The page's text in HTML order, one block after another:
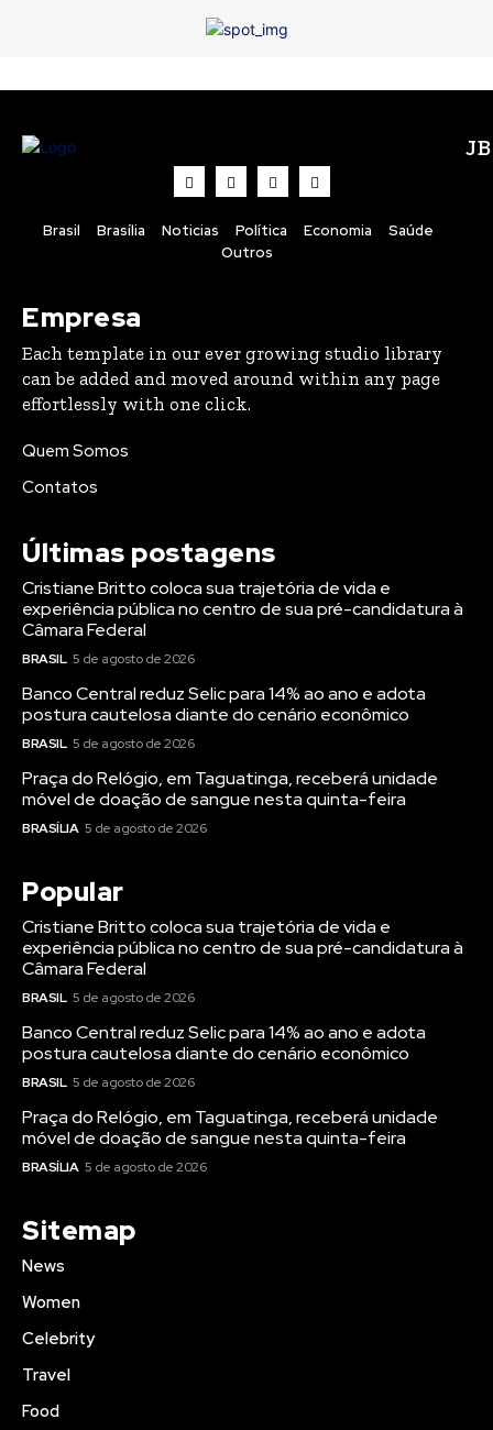
Brasil Brasília Noticias Política Economia
Saúde
Outros
Empresa
Each template in our ever growing studio library
can be added and moved around within any page
effortlessly with one click.
Quem Somos
Contatos
Últimas postagens
Cristiane Britto coloca sua trajetória de vida e
experiência pública no centro de sua pré-candidatura à
Câmara Federal
BRASIL 5 de agosto de 2026
Banco Central reduz Selic para 14% ao ano e adota
postura cautelosa diante do cenário econômico
BRASIL 5 de agosto de 2026
Praça do Relógio, em Taguatinga, receberá unidade
móvel de doação de sangue nesta quinta-feira
BRASÍLIA 5 de agosto de 2026
Popular
Cristiane Britto coloca sua trajetória de vida e
experiência pública no centro de sua pré-candidatura à
Câmara Federal
BRASIL 5 de agosto de 2026
Banco Central reduz Selic para 14% ao ano e adota
postura cautelosa diante do cenário econômico
BRASIL 5 de agosto de 2026
Praça do Relógio, em Taguatinga, receberá unidade
móvel de doação de sangue nesta quinta-feira
BRASÍLIA 5 de agosto de 2026
Sitemap
News
Women
Celebrity
Travel
Food